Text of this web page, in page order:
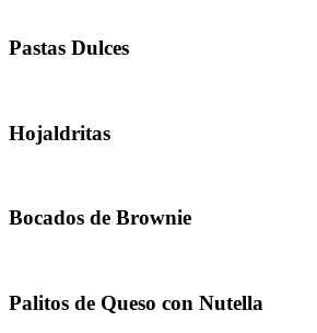
Pastas Dulces
Hojaldritas
Bocados de Brownie
Palitos de Queso con Nutella